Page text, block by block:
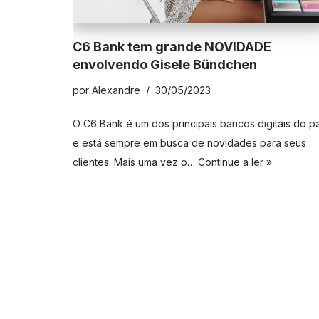
C6 Bank tem grande NOVIDADE
envolvendo Gisele Bündchen
por Alexandre 30/05/2023
O C6 Bank é um dos principais bancos digitais do
e está sempre em busca de novidades para seus
clientes. Mais uma vez o… Continue a ler »